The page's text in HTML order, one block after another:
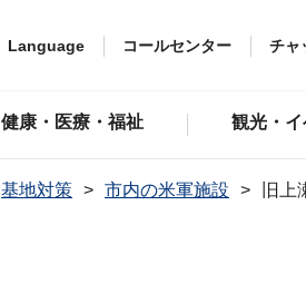
Language コールセンター チャ
健康・医療・福祉 観光・イ
基地対策 市内の米軍施設 旧